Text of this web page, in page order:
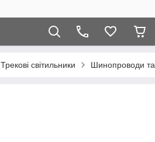
Трекові світильники Шинопроводи